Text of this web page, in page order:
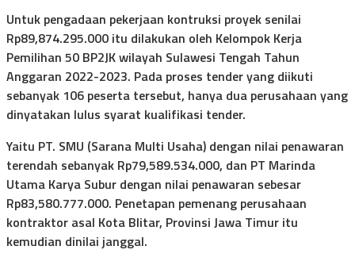
Untuk pengadaan pekerjaan kontruksi proyek senilai
Rp89,874.295.000 itu dilakukan oleh Kelompok Kerja
Pemilihan 50 BP2JK wilayah Sulawesi Tengah Tahun
Anggaran 2022-2023. Pada proses tender yang diikuti
sebanyak 106 peserta tersebut, hanya dua perusahaan yang
dinyatakan lulus syarat kualifikasi tender.
Yaitu PT. SMU (Sarana Multi Usaha) dengan nilai penawaran
terendah sebanyak Rp79,589.534.000, dan PT Marinda
Utama Karya Subur dengan nilai penawaran sebesar
Rp83,580.777.000. Penetapan pemenang perusahaan
kontraktor asal Kota Blitar, Provinsi Jawa Timur itu
kemudian dinilai janggal.